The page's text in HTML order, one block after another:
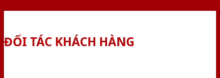
ĐỐI TÁC KHÁCH HÀNG